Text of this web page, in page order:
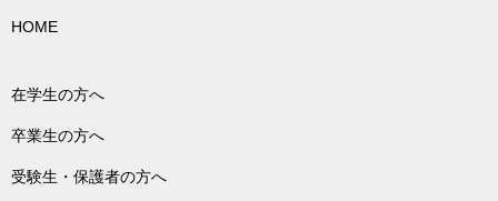
HOME
在学生の方へ
卒業生の方へ
受験生・保護者の方へ